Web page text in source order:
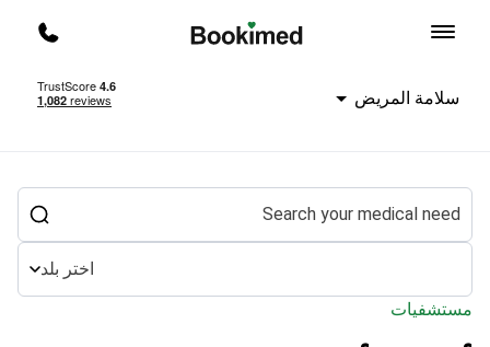
سلامة المريض
اختر بلد
مستشفيات